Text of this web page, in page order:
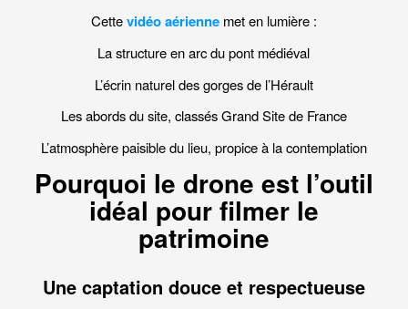
Cettevidéo aériennemet en lumière :
La structure en arc du pont médiéval
L’écrin naturel des gorges de l’Hérault
Les abords du site, classés Grand Site de France
L’atmosphère paisible du lieu, propice à la contemplation
Pourquoi le drone est l’outil
idéal pour filmer le
patrimoine
Une captation douce et respectueuse